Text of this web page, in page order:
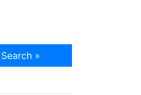
Search »